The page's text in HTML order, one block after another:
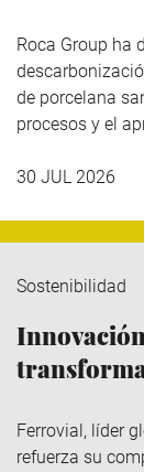
Roca Group ha
de porcelana
procesos y el
30 JUL 2026
Sostenibilidad
Ferrovial, líder
refuerza su